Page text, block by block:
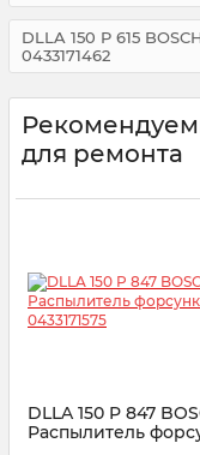
DLLA 150 P 615
0433171462
для ремонта
DLLA 150 P 847
Распылитель